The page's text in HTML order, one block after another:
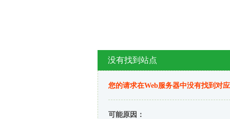
没有找到站点
您的请求在Web服务器中没有找到对
可能原因：